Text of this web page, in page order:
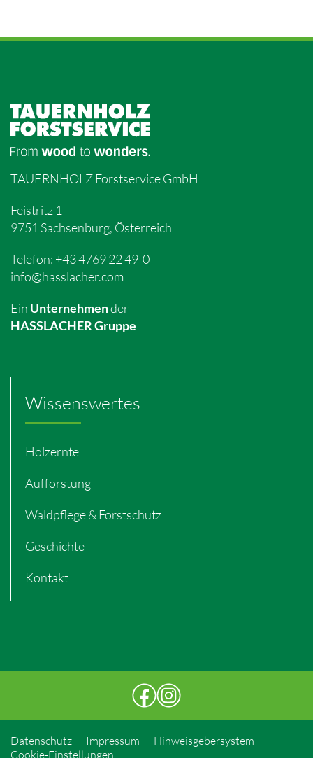
TAUERNHOLZ Forstservice GmbH
Feistritz 1
9751 Sachsenburg, Österreich
Telefon: +43 4769 22 49-0
info@hasslacher.com
Ein Unternehmender
HASSLACHER Gruppe
Wissenswertes
Holzernte
Aufforstung
Waldpflege & Forstschutz
Geschichte
Kontakt
Datenschutz Impressum
Hinweisgebersystem
Cookie-Einstellungen